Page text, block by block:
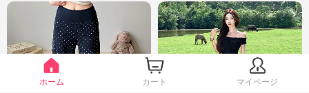
ートスーツ 女性
ホーム カート マイページ